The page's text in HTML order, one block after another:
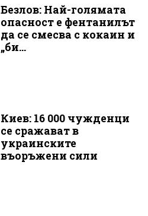
Безлов: Най-голямата
опасност е фентанилът
да се смесва с кокаин и
„би...
Киев: 16 000 чужденци
се сражават в
украинските
въоръжени сили